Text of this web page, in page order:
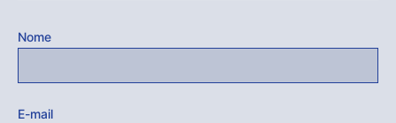
Nome
E-mail